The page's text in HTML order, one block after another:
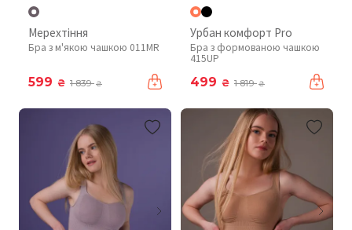
Мерехтіння
Бра з м'якою чашкою 011MR
599 ₴ 1 839₴
Урбан комфорт Pro
Бра з формованою чашкою
415UP
499 ₴ 1 819₴